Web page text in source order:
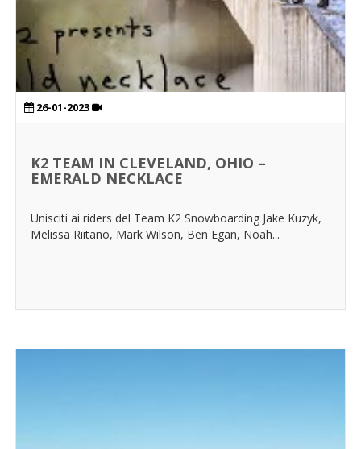
26-01-2023
K2 TEAM IN CLEVELAND, OHIO –
EMERALD NECKLACE
Unisciti ai riders del Team K2 Snowboarding Jake Kuzyk,
Melissa Riitano, Mark Wilson, Ben Egan, Noah...